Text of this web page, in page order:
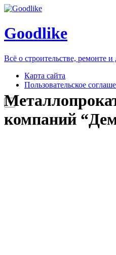
Goodlike
Всё о строительстве, ремонте и
Карта сайта
Пользовательское
компаний